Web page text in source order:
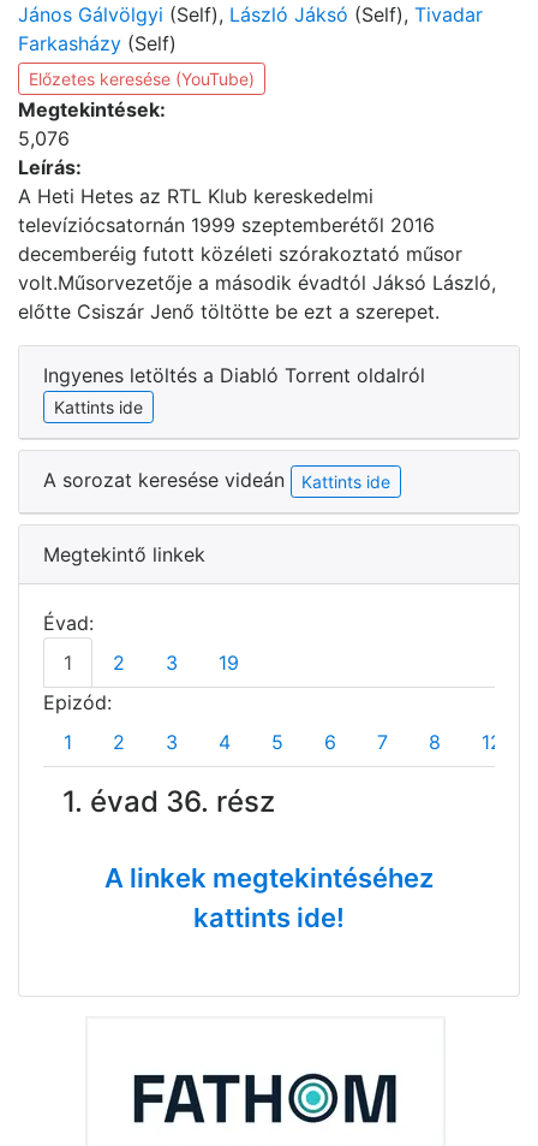
János Gálvölgyi (Self), László Jáksó (Self), Tivadar
Farkasházy (Self)
Előzetes keresése (YouTube)
Megtekintések:
5,076
Leírás:
A Heti Hetes az RTL Klub kereskedelmi
televíziócsatornán 1999 szeptemberétől 2016
decemberéig futott közéleti szórakoztató műsor
volt.Műsorvezetője a második évadtól Jáksó László,
előtte Csiszár Jenő töltötte be ezt a szerepet.
Ingyenes letöltés a Diabló Torrent oldalról
Kattints ide
A sorozat keresése videán Kattints ide
Megtekintő linkek
Évad:
1
2 3
19
Epizód:
1
2 3 4 5 6 7 8 12
1. évad 36. rész
A linkek megtekintéséhez
kattints ide!